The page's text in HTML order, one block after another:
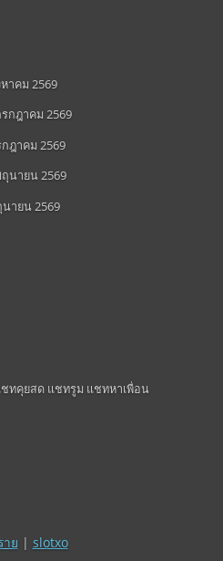
าคม 2569
กฎาคม 2569
ฎาคม 2569
นายน 2569
ายน 2569
คุยสด แชทรูม แชทหาเพื่อน
าย | slotxo